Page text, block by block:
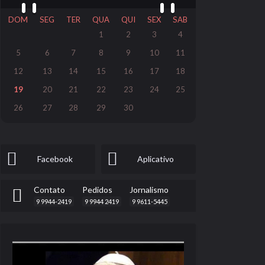
DOM SEG TER QUA QUI SEX
SAB
1
2 3
4
5
6 7 8 9 10
11
12
13 14 15 16 17
18
19
20 21 22 23 24
25
26
27 28 29 30
Facebook Aplicativo
Contato
9 9944-2419
Pedidos
9 9944 2419
Jornalismo
9 9611-5445